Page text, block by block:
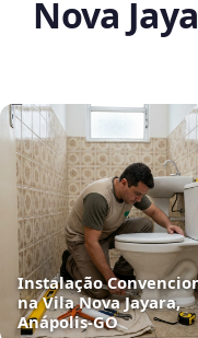
Nova
Instalação
na Vila Nova Jayara,
Anápolis‑GO